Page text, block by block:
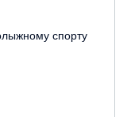
спорту